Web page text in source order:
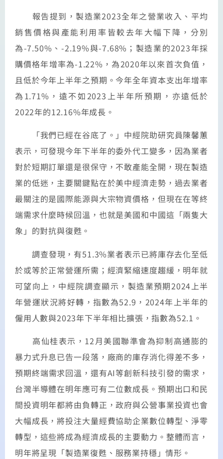
報告提到，製造業2023全年之營業收入、平均
銷售價格與產能利用率皆較去年大幅下降，分別
為-7.50%、-2.19%與-7.68%；製造業的2023年採
購價格年增率為-1.22%，為2020年以來首次負值，
且低於今年上半年之預期。今年全年資本支出年增率
為1.71%，遠不如2023上半年所預期，亦遠低於
2022年的12.16%年成長。
「我們已經在谷底了。」中經院助研究員陳馨蕙
表示，可發現今年下半年的委外代工變多，因為業者
對於短期訂單還是很保守，不敢產能全開，現在製造
業的低迷，主要關鍵點在於美中經濟走勢，過去業者
最關注的是國際能源與大宗物資價格，但現在在等終
端需求什麼時候回溫，也就是美國和中國這「兩隻大
象」的對抗與復甦。
調查發現，有51.3%業者表示已將庫存去化至低
於或等於正常營運所需；經濟緊縮速度趨緩，明年就
可望向上，中經院調查顯示，製造業預期2024上半
年營運狀況將好轉，指數為52.9，2024年上半年的
僱用人數與2023年下半年相比擴張，指數為52.1。
高仙桂表示，12月美國聯準會為抑制高通膨的
暴力式升息已告一段落，廠商的庫存消化得差不多，
預期終端需求回溫，還有AI等創新科技引發的需求，
台灣半導體在明年應可有二位數成長。預期出口和民
間投資明年都將由負轉正，政府與公營事業投資也會
大幅成長，將投注大量經費協助企業數位轉型、淨零
轉型，這些將成為經濟成長的主要動力。整體而言，
明年將呈現「製造業復甦、服務業持穩」情形。